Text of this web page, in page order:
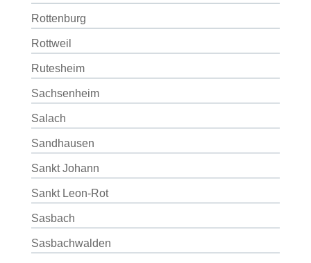
Rottenburg
Rottweil
Rutesheim
Sachsenheim
Salach
Sandhausen
Sankt Johann
Sankt Leon-Rot
Sasbach
Sasbachwalden